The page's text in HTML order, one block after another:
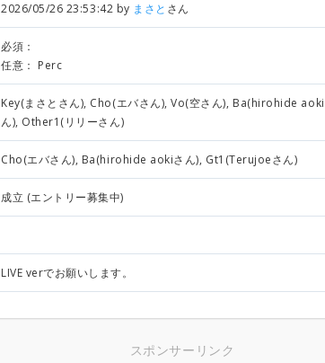
2026/05/26 23:53:42 by まさと さん
必須：
任意： Perc
Key(まさとさん), Cho(エバさん), Vo(空さん), Ba(hirohide
ん), Other1(リリーさん)
Cho(エバさん), Ba(hirohide aokiさん), Gt1(Terujoeさん)
成立 (エントリー募集中)
LIVE verでお願いします。
スポンサーリンク